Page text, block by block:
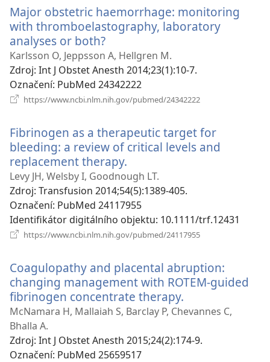
Major obstetric haemorrhage: monitoring
with thromboelastography, laboratory
analyses or both?
nové
okno)
Karlsson O, Jeppsson A, Hellgren M.
Zdroj‎: Int J Obstet Anesth 2014;23(1):10-7.
Označení‎: PubMed 24342222
https://www.ncbi.nlm.nih.gov/pubmed/24342222
Fibrinogen as a therapeutic target for
bleeding: a review of critical levels and
replacement therapy.
nové
okno)
Levy JH, Welsby I, Goodnough LT.
Zdroj‎: Transfusion 2014;54(5):1389-405.
Označení‎: PubMed 24117955
Identifikátor digitálního objektu‎: 10.1111/trf.12431
https://www.ncbi.nlm.nih.gov/pubmed/24117955
Coagulopathy and placental abruption:
changing management with ROTEM-guided
fibrinogen concentrate therapy.
nové
McNamara H, Mallaiah S, Barclay P, Chevannes C,
Bhalla A.
Zdroj‎: Int J Obstet Anesth 2015;24(2):174-9.
Označení‎: PubMed 25659517